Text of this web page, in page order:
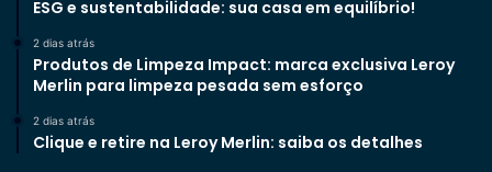
ESG e sustentabilidade: sua casa em equilíbrio!
2 dias atrás
Produtos de Limpeza Impact: marca exclusiva Leroy
Merlin para limpeza pesada sem esforço
2 dias atrás
Clique e retire na Leroy Merlin: saiba os detalhes